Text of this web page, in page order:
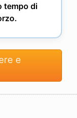
tempo di
e